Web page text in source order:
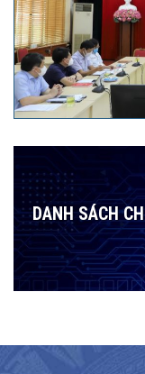
DANH SÁCH